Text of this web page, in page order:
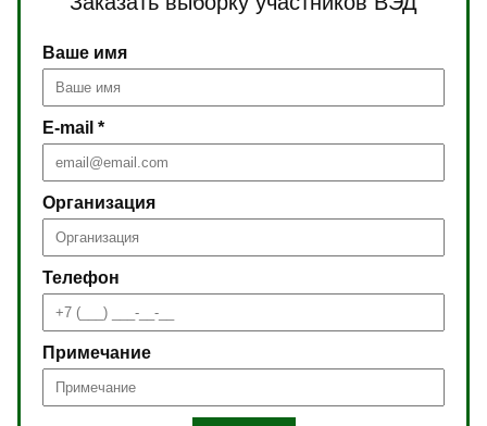
Ваше имя
E-mail *
Организация
Телефон
Примечание